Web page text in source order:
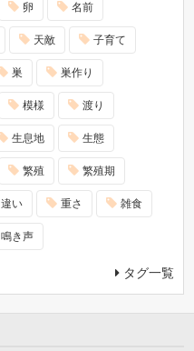
卵 名前
天敵 子育て
巣 巣作り
模様 渡り
生息地 生態
繁殖 繁殖期
違い 重さ 雑食
鳴き声
タグ一覧